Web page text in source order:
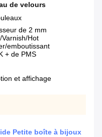
de velours
de 2 mm
Hot
emboutissant
+ de PMS
et affichage
Petite boîte à bijoux